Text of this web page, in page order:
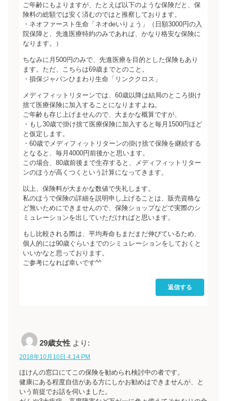
ご年齢にもよりますが、たとえば以下のような保険だと、保
険料の総額では安く済むのではと推察しております。
・ネオファースト生命「ネオdeいりょう」（日額3000円の入
院保障と、先進医療特約のみであれば、かなり格安な保険に
なります。）
ちなみに月500円のみで、先進医療を目的とした保険もあり
ます。ただ、こちらは69歳までとのこと。
・損保ジャパンひまわり生命「リンククロス」
メディフィットリターンでは、60歳以降は結局のところ掛け
捨て医療保険に加入することになりますよね。
ご年齢も存じ上げませんので、大まかな概算ですが、
・もし30歳で掛け捨て医療保険に加入すると毎月1500円ほど
と仮定します。
・60歳でメディフィットリターンの掛け捨て保険を継続する
となると、毎月4000円前後かと思います。
この場合、80歳前後まで生存すると、メディフィットリター
ンのほうが高くつくという計算になってきます。
以上、保険料が大まかな数値で失礼します。
私のほうで保険の詳細を説明申し上げることは、販売資格な
ど無いためにできませんので、保険ショップなどで実際のシ
ミュレーションを出していただければと思います。
もし比較される際は、平均寿命もまだまだ伸びているため、
個人的には90歳ぐらいまでのシミュレーションをしておくと
いいかなと思っております。
ご参考になれば幸いです^^
返信する
29歳女性 より:
2018年10月10日 4:14 PM
ほけんの窓口にてこの保険を勧められ検討中の者です。
健康にある程度自信がある方にしかお勧めはできませんが、と
いう前提でお話を伺いました。